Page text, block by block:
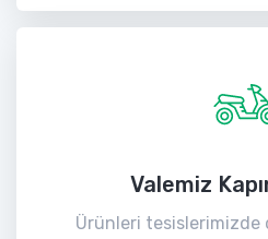
Valemiz
Ürünleri tesislerimizde